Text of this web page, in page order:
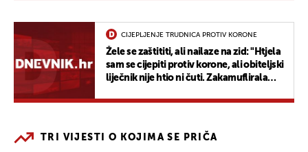
CIJEPLJENJE TRUDNICA PROTIV KORONE
Žele se zaštititi, ali nailaze na zid: "Htjela
sam se cijepiti protiv korone, ali obiteljski
liječnik nije htio ni čuti. Zakamuflirala
TRI VIJESTI O KOJIMA SE PRIČA